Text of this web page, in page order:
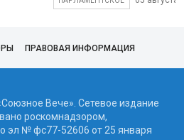
ПРАВОВАЯ ИНФОРМАЦИЯ
Вече». Сетевое издание
роскомнадзором,
эл № фc77-52606 от 25 января